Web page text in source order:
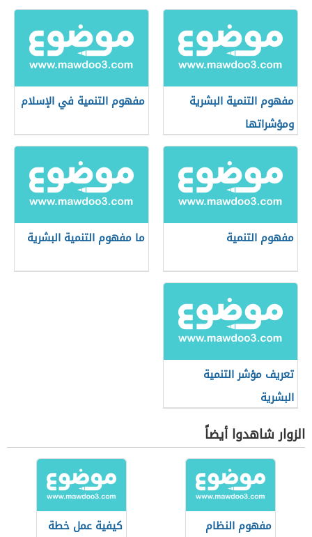
مفهوم التنمية البشرية
ومؤشراتها
مفهوم التنمية في الإسلام
مفهوم التنمية ما مفهوم التنمية البشرية
تعريف مؤشر التنمية
البشرية
الزوار شاهدوا أيضاً
مفهوم النظام
كيفية عمل خطة